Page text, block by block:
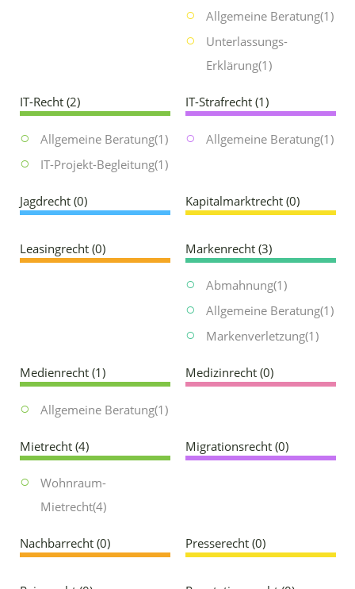
Allgemeine Beratung(1)
Unterlassungs-
Erklärung(1)
IT-Recht(2)
Allgemeine Beratung(1)
IT-Projekt-Begleitung(1)
IT-Strafrecht(1)
Allgemeine Beratung(1)
Jagdrecht(0) Kapitalmarktrecht(0)
Leasingrecht(0) Markenrecht(3)
Abmahnung(1)
Allgemeine Beratung(1)
Markenverletzung(1)
Medienrecht(1)
Allgemeine Beratung(1)
Medizinrecht(0)
Mietrecht(4)
Wohnraum-
Mietrecht(4)
Migrationsrecht(0)
Nachbarrecht(0) Presserecht(0)